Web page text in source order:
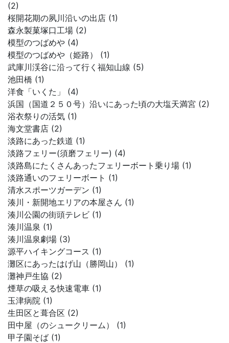
(2)
桜開花期の夙川沿いの出店 (1)
森永製菓塚口工場 (2)
模型のつばめや (4)
模型のつばめや（姫路） (1)
武庫川渓谷に沿って行く福知山線 (5)
池田橋 (1)
洋食「いくた」 (4)
浜国（国道２５０号）沿いにあった頃の大塩天満宮 (2)
浴衣祭りの活気 (1)
海文堂書店 (2)
淡路にあった鉄道 (1)
淡路フェリー(須磨フェリー) (4)
淡路島にたくさんあったフェリーボート乗り場 (1)
淡路通いのフェリーボート (1)
清水スポーツガーデン (1)
湊川・新開地エリアの本屋さん (1)
湊川公園の街頭テレビ (1)
湊川温泉 (1)
湊川温泉劇場 (3)
源平ハイキングコース (1)
灘区にあったはげ山（勝岡山） (1)
灘神戸生協 (2)
煙草の吸える快速電車 (1)
玉津病院 (1)
生田区と葺合区 (2)
田中屋（のシュークリーム） (1)
甲子園そば (1)